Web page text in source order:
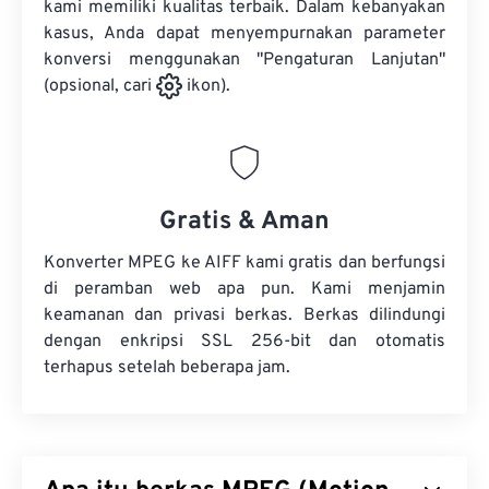
kami memiliki kualitas terbaik. Dalam kebanyakan
kasus, Anda dapat menyempurnakan parameter
konversi menggunakan "Pengaturan Lanjutan"
(opsional, cari
ikon).
Gratis & Aman
Konverter MPEG ke AIFF kami gratis dan berfungsi
di peramban web apa pun. Kami menjamin
keamanan dan privasi berkas. Berkas dilindungi
dengan enkripsi SSL 256-bit dan otomatis
terhapus setelah beberapa jam.